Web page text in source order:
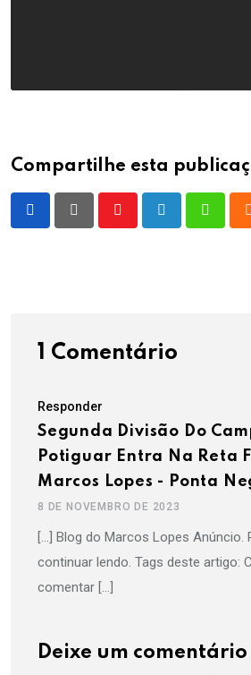
Compartilhe esta
1 Comentário
Responder
Segunda Divisão Do
Potiguar Entra Na Reta
Marcos Lopes - Ponta
8 DE NOVEMBRO DE 2023
[…] Blog do Marcos Lopes Anúncio.
continuar lendo. Tags deste artigo:
comentar […]
Deixe um comentário